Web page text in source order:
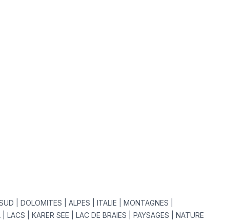
| DOLOMITES | ALPES | ITALIE | MONTAGNES |
| LACS | KARER SEE | LAC DE BRAIES | PAYSAGES | NATURE